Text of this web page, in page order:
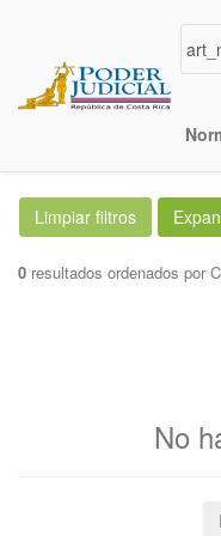
0 resultados ordenados por
No